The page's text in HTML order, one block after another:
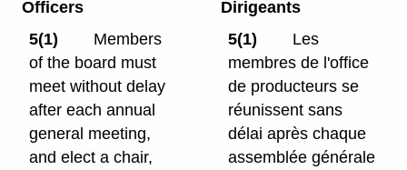
Officers
5(1)
Members
of the board must
meet without delay
after each annual
general meeting,
and elect a chair,
Dirigeants
5(1)
Les
membres de l'office
de producteurs se
réunissent sans
délai après chaque
assemblée générale